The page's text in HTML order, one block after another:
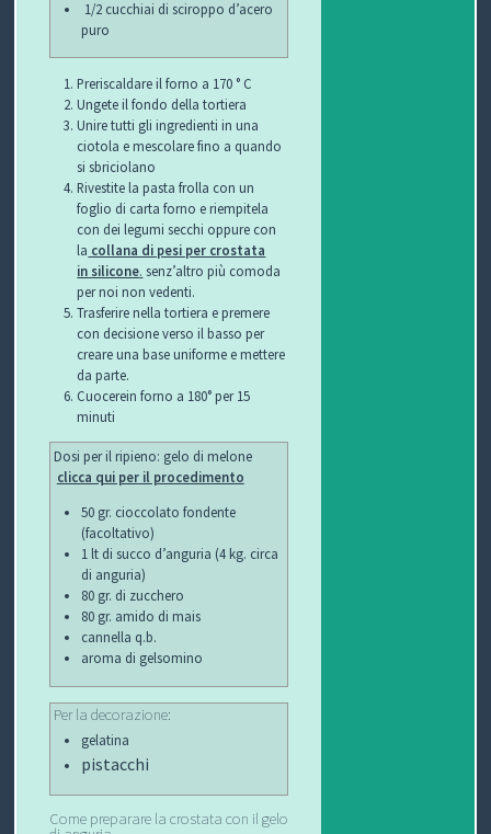
1/2 cucchiai di sciroppo d’acero
puro
Preriscaldare il forno a 170 ° C
Ungete il fondo della tortiera
Unire tutti gli ingredienti in una
ciotola e mescolare fino a quando
si sbriciolano
Rivestite la pasta frolla con un
foglio di carta forno e riempitela
con dei legumi secchi oppure con
la collana di pesi per crostata
in silicone. senz’altro più comoda
per noi non vedenti.
Trasferire nella tortiera e premere
con decisione verso il basso per
creare una base uniforme e mettere
da parte.
Cuocerein forno a 180° per 15
minuti
Dosi per il ripieno: gelo di melone
clicca qui per il procedimento
50 gr. cioccolato fondente
(facoltativo)
1 lt di succo d’anguria (4 kg. circa
di anguria)
80 gr. di zucchero
80 gr. amido di mais
cannella q.b.
aroma di gelsomino
Per la decorazione:
gelatina
pistacchi
Come preparare la crostata con il gelo